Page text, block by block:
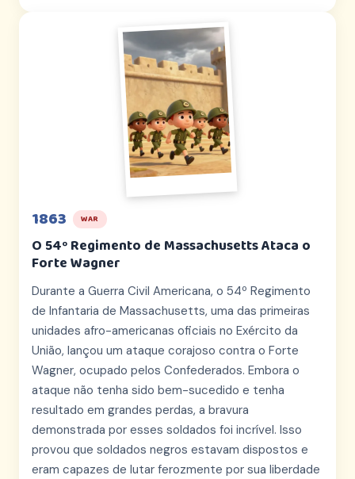
1863 WAR
O 54º Regimento de Massachusetts Ataca o
Forte Wagner
Durante a Guerra Civil Americana, o 54º Regimento
de Infantaria de Massachusetts, uma das primeiras
unidades afro-americanas oficiais no Exército da
União, lançou um ataque corajoso contra o Forte
Wagner, ocupado pelos Confederados. Embora o
ataque não tenha sido bem-sucedido e tenha
resultado em grandes perdas, a bravura
demonstrada por esses soldados foi incrível. Isso
provou que soldados negros estavam dispostos e
eram capazes de lutar ferozmente por sua liberdade